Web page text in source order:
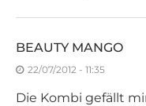
BEAUTY MANGO
22/07/2012 - 11:35
Die Kombi gefällt